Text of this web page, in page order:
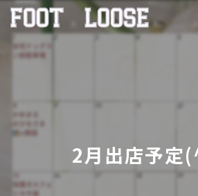
2月出店予